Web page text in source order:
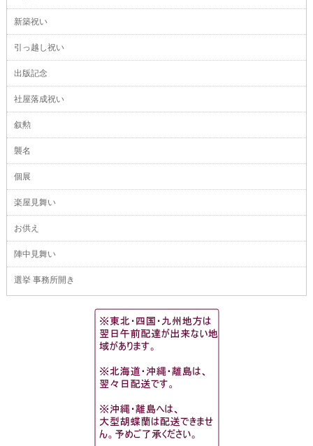
新築祝い
引っ越し祝い
出版記念
社屋落成祝い
叙勲
襲名
個展
楽屋見舞い
お供え
陣中見舞い
選挙 事務所開き